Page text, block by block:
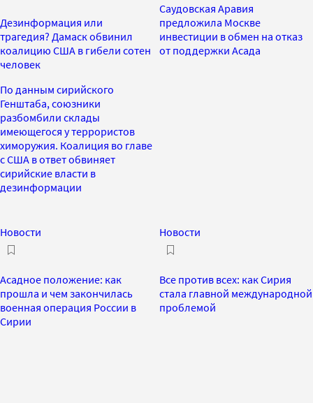
Дезинформация или
трагедия? Дамаск обвинил
коалицию США в гибели сотен
человек
По данным сирийского
Генштаба, союзники
разбомбили склады
имеющегося у террористов
химоружия. Коалиция во главе
с США в ответ обвиняет
сирийские власти в
дезинформации
Саудовская Аравия
предложила Москве
инвестиции в обмен на отказ
от поддержки Асада
Новости
Асадное положение: как
прошла и чем закончилась
военная операция России в
Сирии
Новости
Все против всех: как Сирия
стала главной международной
проблемой